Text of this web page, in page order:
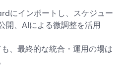
にインポートし、スケジュー
開、AIによる微調整を活用
、最終的な統合・運用の場は